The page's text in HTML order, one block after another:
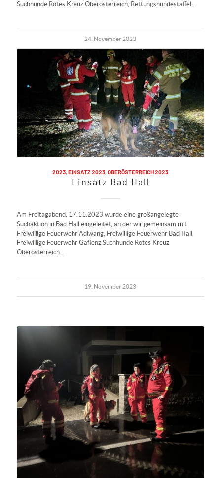
Suchhunde Rotes Kreuz Oberösterreich, Rettungshundestaffel…
24. November 2023
2023,EINSATZ 2023,OBERÖSTERREICH 2023
Einsatz Bad Hall
Am Freitagabend, 17.11.2023 wurde eine großangelegte
Suchaktion in Bad Hall eingeleitet, an der wir gemeinsam mit
Freiwillige Feuerwehr Adlwang, Freiwillige Feuerwehr Bad Hall,
Freiwillige Feuerwehr Gaflenz,Suchhunde Rotes Kreuz
Oberösterreich…
19. November 2023